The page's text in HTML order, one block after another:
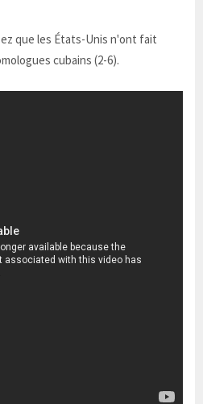
que les États-Unis n'ont fait
cubains (2-6).